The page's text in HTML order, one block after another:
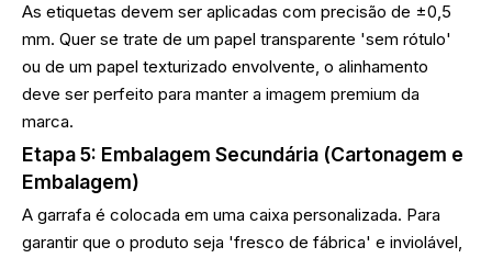
As etiquetas devem ser aplicadas com precisão de ±0,5
mm. Quer se trate de um papel transparente 'sem rótulo'
ou de um papel texturizado envolvente, o alinhamento
deve ser perfeito para manter a imagem premium da
marca.
Etapa 5: Embalagem Secundária (Cartonagem e
Embalagem)
A garrafa é colocada em uma caixa personalizada. Para
garantir que o produto seja 'fresco de fábrica' ​​e inviolável,